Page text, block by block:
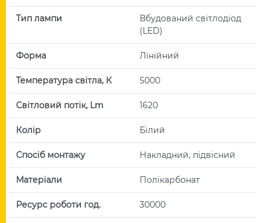
Тип лампи
Вбудований світлодіод
(LED)
Форма Лінійний
Температура світла, К 5000
Світловий потік, Lm 1620
Колір Білий
Спосіб монтажу Накладний, підвісний
Матеріали Полікарбонат
Ресурс роботи год. 30000